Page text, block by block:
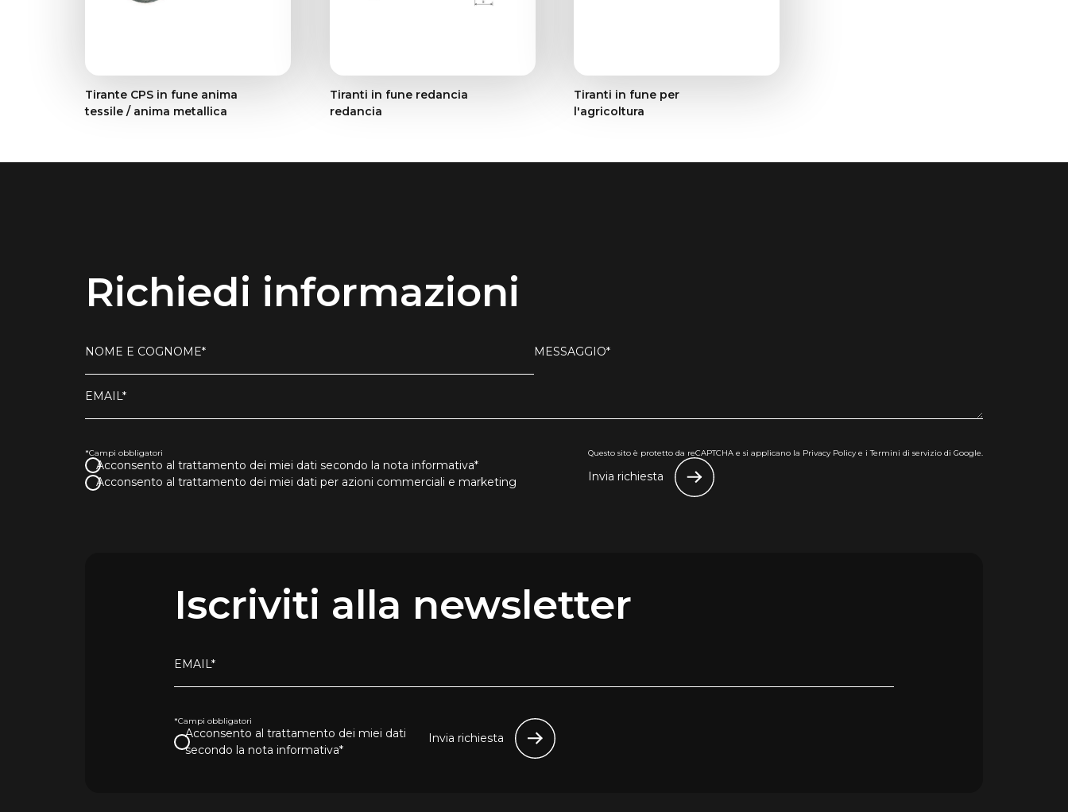
Tirante CPS in fune anima
tessile / anima metallica
Tiranti in fune redancia
redancia
Tiranti in fune per
l'agricoltura
Richiedi informazioni
NOME E COGNOME*
EMAIL*
MESSAGGIO*
*Campi obbligatori
Acconsento al trattamento dei miei dati secondo la nota informativa*
Acconsento al trattamento dei miei dati per azioni commerciali e marketing
Questo sito è protetto da reCAPTCHA e si applicano la Privacy Policy e i Termini di servizio di Google.
Invia richiesta
Iscriviti alla newsletter
EMAIL*
*Campi obbligatori
Acconsento al trattamento dei miei dati
secondo la nota informativa*
Invia richiesta